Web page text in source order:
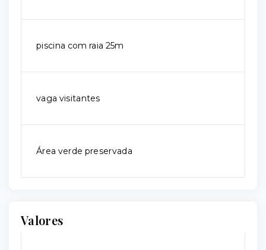
piscina com raia 25m
vaga visitantes
Área verde preservada
Valores